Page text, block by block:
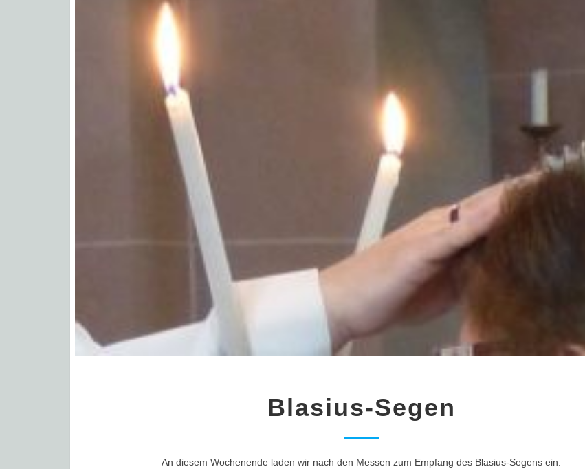
Segen
Blasius-Segen
An diesem Wochenende laden wir nach den Messen zum Empfang des Blasius-Segens ein.